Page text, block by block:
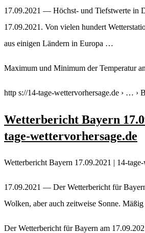
17.09.2021 — Höchst- und Tiefstwerte in
17.09.2021. Von vielen hundert
aus einigen Ländern in Europa …
Maximum und Minimum der Temperatur
http s://14-tage-wettervorhersage.de › … ›
Wetterbericht Bayern
tage-wettervorhersage.de
Wetterbericht Bayern 17.09.2021 | 14-
17.09.2021 — Der Wetterbericht für
Wolken, aber auch zeitweise Sonne.
Der Wetterbericht für Bayern am